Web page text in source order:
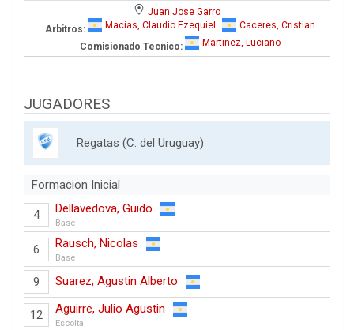
Juan Jose Garro
Arbitros:
Macias, Claudio Ezequiel
Caceres, Cristian
Comisionado Tecnico:
Martinez, Luciano
JUGADORES
Regatas (C. del Uruguay)
Formacion Inicial
4 Dellavedova, Guido
Base
6 Rausch, Nicolas
Base
9 Suarez, Agustin Alberto
12 Aguirre, Julio Agustin
Escolta